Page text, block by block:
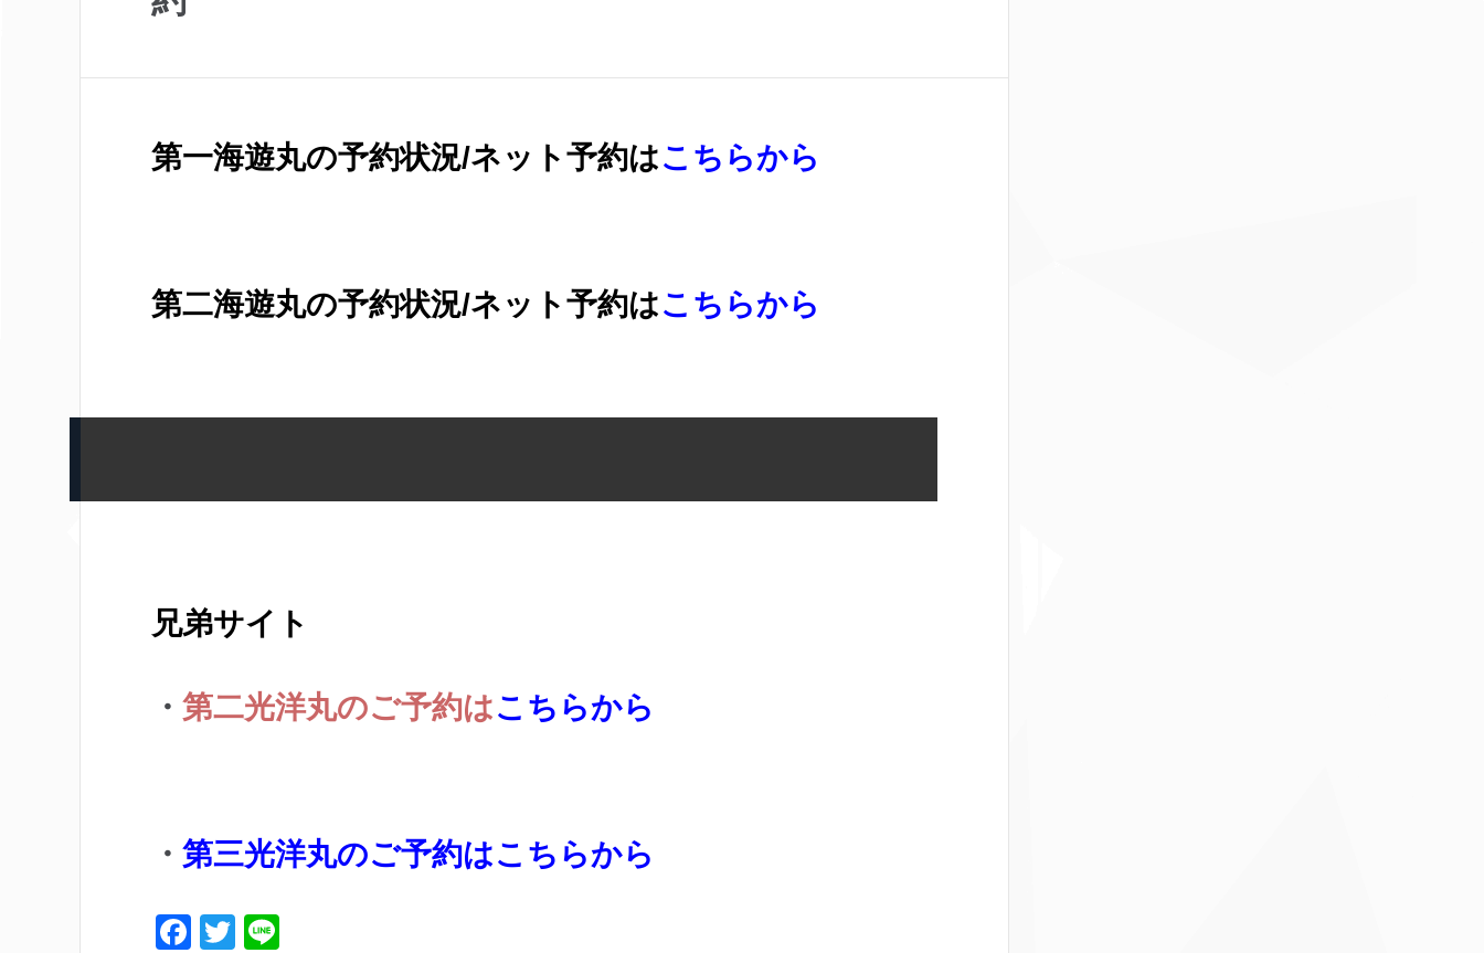
第一海遊丸の予約状況/ネット予約はこちらから
第二海遊丸の予約状況/ネット予約はこちらから
兄弟サイト
・ 第二光洋丸のご予約はこちらから
・ 第三光洋丸のご予約はこちらから
F
T